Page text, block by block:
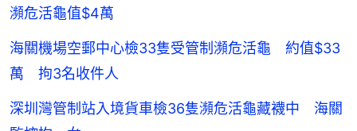
瀕危活龜值$4萬
海關機場空郵中心檢33隻受管制瀕危活龜 約值$33
萬 拘3名收件人
深圳灣管制站入境貨車檢36隻瀕危活龜藏襪中 海關